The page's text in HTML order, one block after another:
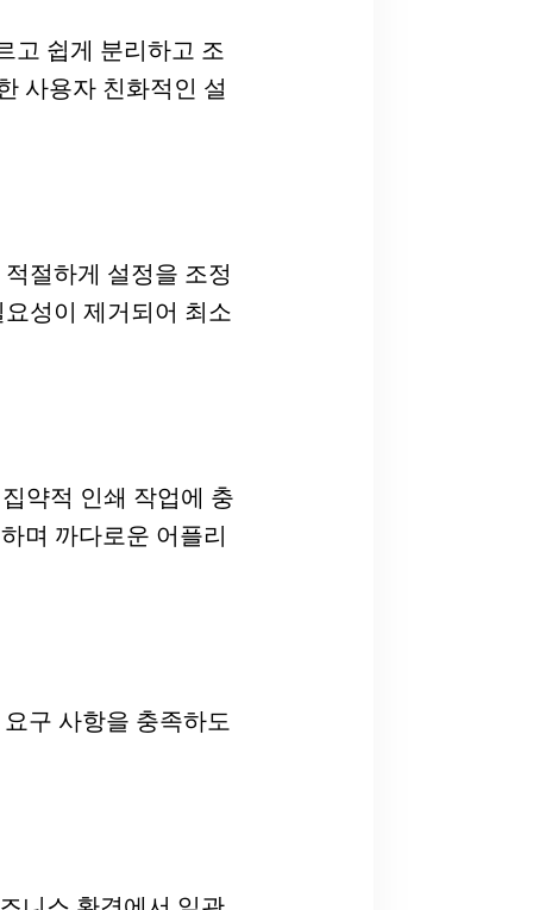
고 쉽게 분리하고 조
사용자 친화적인 설
절하게 설정을 조정
성이 제거되어 최소
약적 인쇄 작업에 충
며 까다로운 어플리
구 사항을 충족하도